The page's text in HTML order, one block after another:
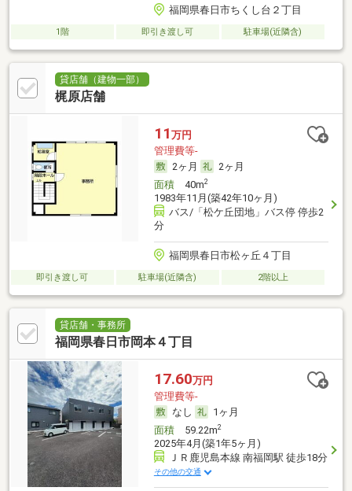
福岡県春日市ちくし台２丁目
1階 即引き渡し可 駐車場(近隣含)
貸店舗（建物一部）
梶原店舗
11 万円
管理費等-
2ヶ月
2ヶ月
面積40m2
1983年11月(築42年10ヶ月)
バス/「松ケ丘団地」バス停 停歩2
分
福岡県春日市松ヶ丘４丁目
即引き渡し可 駐車場(近隣含) 2階以上
貸店舗・事務所
福岡県春日市岡本４丁目
17.60万円
管理費等-
なし
1ヶ月
面積59.22m2
2025年4月(築1年5ヶ月)
ＪＲ鹿児島本線 南福岡駅 徒歩18分
その他の交通